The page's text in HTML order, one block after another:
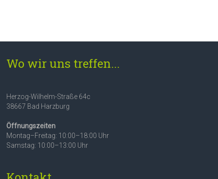
Wo wir uns treffen...
Herzog-Wilhelm-Straße 64c
38667 Bad Harzburg
Öffnungszeiten
Montag–Freitag: 10:00–18:00 Uhr
Samstag: 10:00–13:00 Uhr